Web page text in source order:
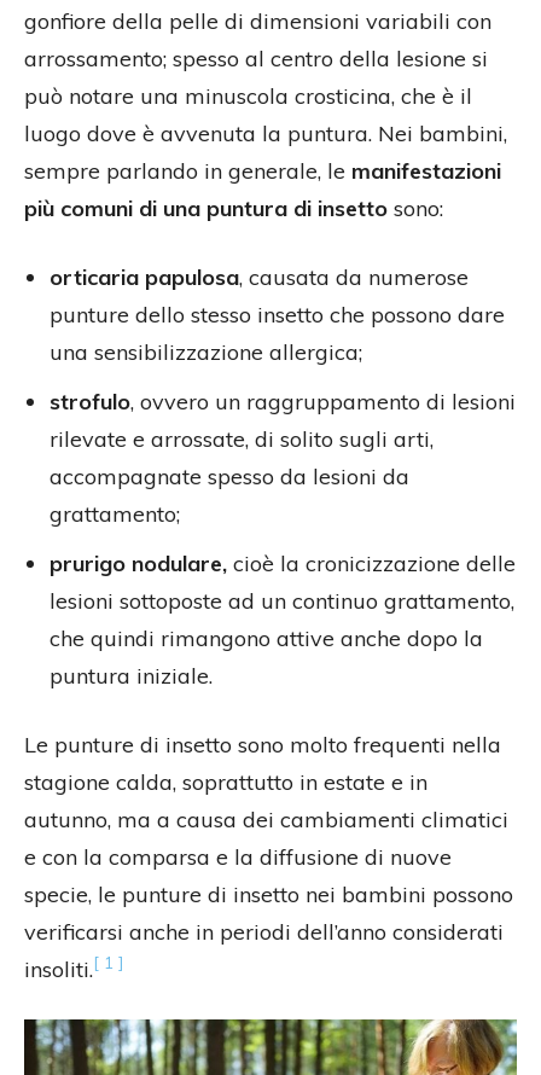
gonfiore della pelle di dimensioni variabili con
arrossamento; spesso al centro della lesione si
può notare una minuscola crosticina, che è il
luogo dove è avvenuta la puntura. Nei bambini,
sempre parlando in generale, le manifestazioni
più comuni di una puntura di insetto sono:
orticaria papulosa, causata da numerose
punture dello stesso insetto che possono dare
una sensibilizzazione allergica;
strofulo, ovvero un raggruppamento di lesioni
rilevate e arrossate, di solito sugli arti,
accompagnate spesso da lesioni da
grattamento;
prurigo nodulare, cioè la cronicizzazione delle
lesioni sottoposte ad un continuo grattamento,
che quindi rimangono attive anche dopo la
puntura iniziale.
Le punture di insetto sono molto frequenti nella
stagione calda, soprattutto in estate e in
autunno, ma a causa dei cambiamenti climatici
e con la comparsa e la diffusione di nuove
specie, le punture di insetto nei bambini possono
verificarsi anche in periodi dell’anno considerati
insoliti.[ 1 ]